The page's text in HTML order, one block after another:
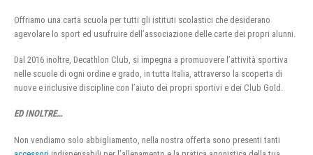
Offriamo una carta scuola per tutti gli istituti scolastici che desiderano
agevolare lo sport ed usufruire dell’associazione delle carte dei propri alunni.
Dal 2016 inoltre, Decathlon Club, si impegna a promuovere l’attività sportiva
nelle scuole di ogni ordine e grado, in tutta Italia, attraverso la scoperta di
nuove e inclusive discipline con l’aiuto dei propri sportivi e dei Club Gold.
ED INOLTRE…
Non vendiamo solo abbigliamento, nella nostra offerta sono presenti tanti